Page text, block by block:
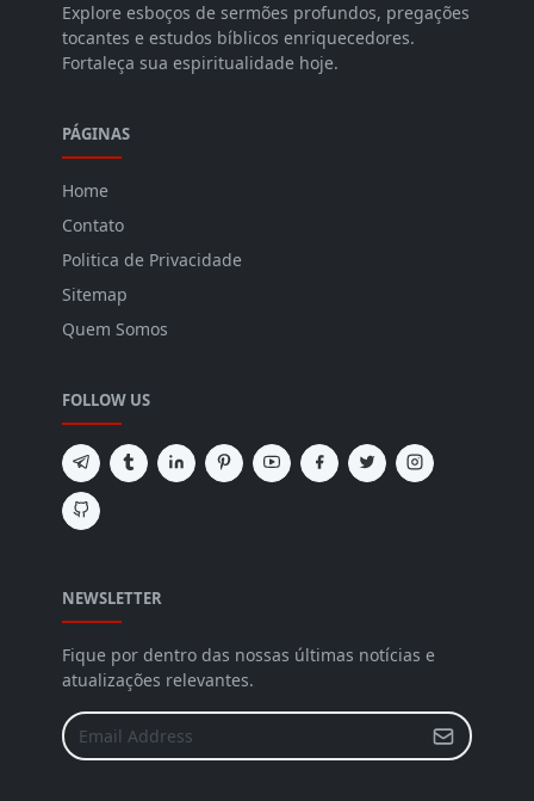
Explore esboços de sermões profundos, pregações
tocantes e estudos bíblicos enriquecedores.
Fortaleça sua espiritualidade hoje.
PÁGINAS
Home
Contato
Politica de Privacidade
Sitemap
Quem Somos
FOLLOW US
NEWSLETTER
Fique por dentro das nossas últimas notícias e
atualizações relevantes.